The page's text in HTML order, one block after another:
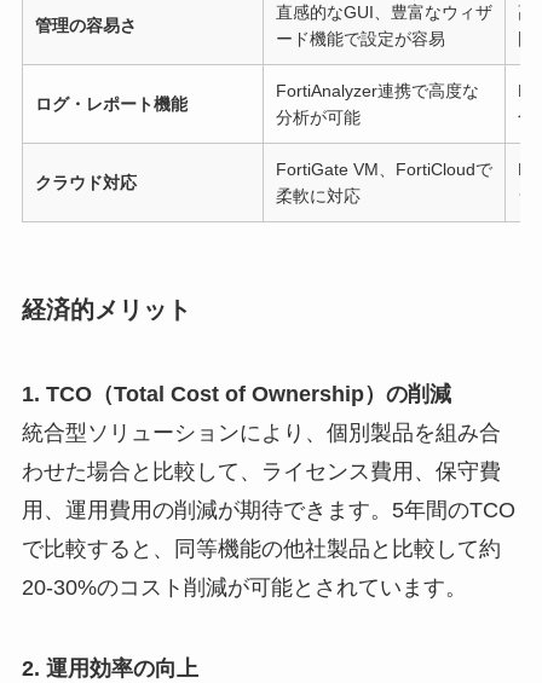
管理の容易さ
直感的なGUI、豊富なウィザ
ード機能で設定が容易
高
ログ・レポート機能
FortiAnalyzer連携で高度な
分析が可能
化
クラウド対応
FortiGate VM、FortiCloudで
柔軟に対応
ラ
経済的メリット
1. TCO（Total Cost of Ownership）の削減
統合型ソリューションにより、個別製品を組み合
わせた場合と比較して、ライセンス費用、保守費
用、運用費用の削減が期待できます。5年間のTCO
で比較すると、同等機能の他社製品と比較して約
20-30%のコスト削減が可能とされています。
2. 運用効率の向上